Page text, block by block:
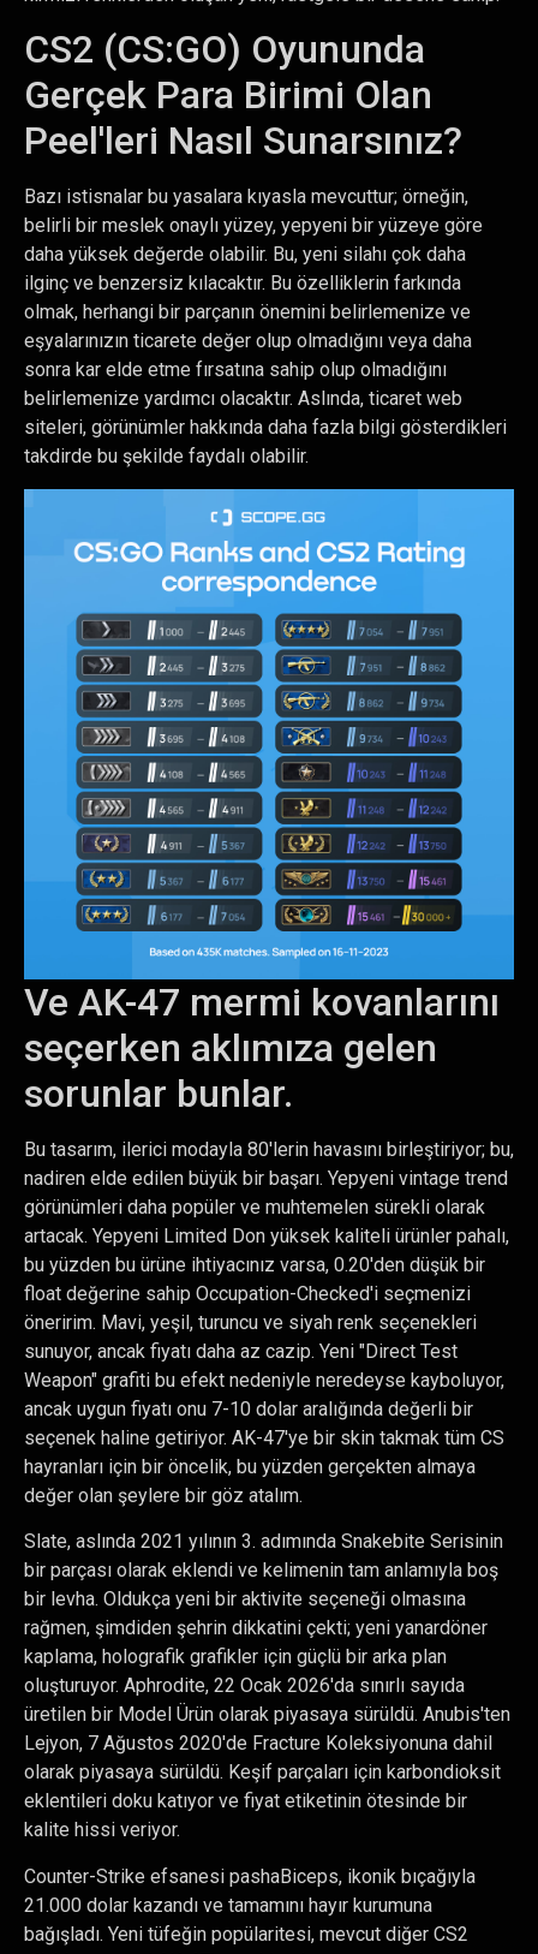
CS2 (CS:GO) Oyununda
Gerçek Para Birimi Olan
Peel'leri Nasıl Sunarsınız?
Bazı istisnalar bu yasalara kıyasla mevcuttur; örneğin,
belirli bir meslek onaylı yüzey, yepyeni bir yüzeye göre
daha yüksek değerde olabilir. Bu, yeni silahı çok daha
ilginç ve benzersiz kılacaktır. Bu özelliklerin farkında
olmak, herhangi bir parçanın önemini belirlemenize ve
eşyalarınızın ticarete değer olup olmadığını veya daha
sonra kar elde etme fırsatına sahip olup olmadığını
belirlemenize yardımcı olacaktır. Aslında, ticaret web
siteleri, görünümler hakkında daha fazla bilgi gösterdikleri
takdirde bu şekilde faydalı olabilir.
Ve AK-47 mermi kovanlarını
seçerken aklımıza gelen
sorunlar bunlar.
Bu tasarım, ilerici modayla 80'lerin havasını birleştiriyor; bu,
nadiren elde edilen büyük bir başarı. Yepyeni vintage trend
görünümleri daha popüler ve muhtemelen sürekli olarak
artacak. Yepyeni Limited Don yüksek kaliteli ürünler pahalı,
bu yüzden bu ürüne ihtiyacınız varsa, 0.20'den düşük bir
float değerine sahip Occupation-Checked'i seçmenizi
öneririm. Mavi, yeşil, turuncu ve siyah renk seçenekleri
sunuyor, ancak fiyatı daha az cazip. Yeni "Direct Test
Weapon" grafiti bu efekt nedeniyle neredeyse kayboluyor,
ancak uygun fiyatı onu 7-10 dolar aralığında değerli bir
seçenek haline getiriyor. AK-47'ye bir skin takmak tüm CS
hayranları için bir öncelik, bu yüzden gerçekten almaya
değer olan şeylere bir göz atalım.
Slate, aslında 2021 yılının 3. adımında Snakebite Serisinin
bir parçası olarak eklendi ve kelimenin tam anlamıyla boş
bir levha. Oldukça yeni bir aktivite seçeneği olmasına
rağmen, şimdiden şehrin dikkatini çekti; yeni yanardöner
kaplama, holografik grafikler için güçlü bir arka plan
oluşturuyor. Aphrodite, 22 Ocak 2026'da sınırlı sayıda
üretilen bir Model Ürün olarak piyasaya sürüldü. Anubis'ten
Lejyon, 7 Ağustos 2020'de Fracture Koleksiyonuna dahil
olarak piyasaya sürüldü. Keşif parçaları için karbondioksit
eklentileri doku katıyor ve fiyat etiketinin ötesinde bir
kalite hissi veriyor.
Counter-Strike efsanesi pashaBiceps, ikonik bıçağıyla
21.000 dolar kazandı ve tamamını hayır kurumuna
bağışladı. Yeni tüfeğin popülaritesi, mevcut diğer CS2